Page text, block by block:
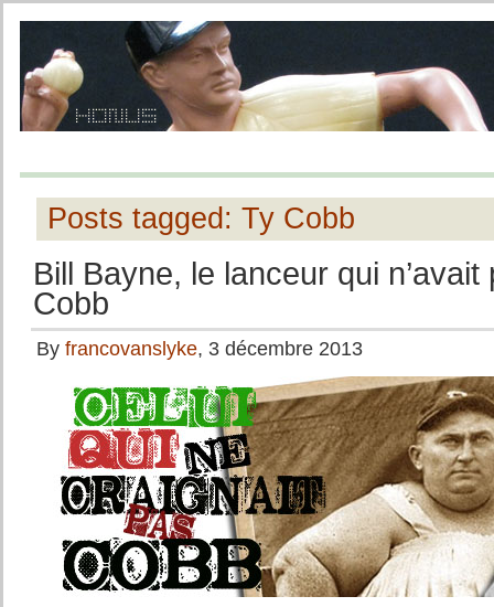
Posts tagged: Ty Cobb
Bill Bayne, le lanceur qui
Cobb
By francovanslyke, 3 décembre 2013